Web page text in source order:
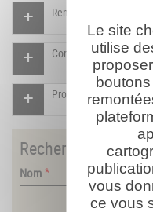
Rendre un hommage
Compléter la fiche
Proposer un
Rechercher un
Nom
Le site
utilise
vous
ce vous